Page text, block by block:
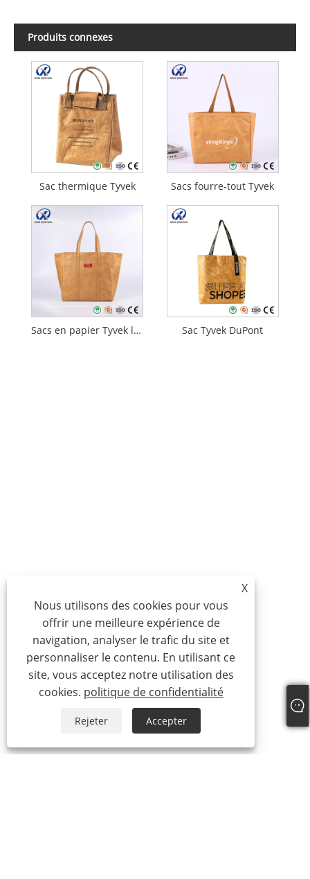
Produits connexes
Sac thermique Tyvek Sacs fourre-tout Tyvek
Sacs en papier Tyvek lavables DuPont Sac Tyvek DuPont
X
Nous utilisons des cookies pour vous
offrir une meilleure expérience de
navigation, analyser le trafic du site et
personnaliser le contenu. En utilisant ce
site, vous acceptez notre utilisation des
cookies. politique de confidentialité
Rejeter Accepter